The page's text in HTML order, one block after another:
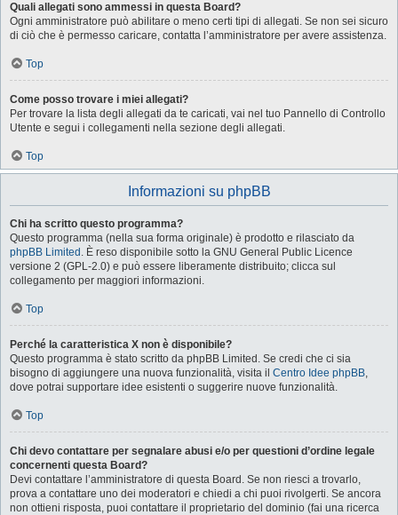
Quali allegati sono ammessi in questa Board?
Ogni amministratore può abilitare o meno certi tipi di allegati. Se non sei sicuro
di ciò che è permesso caricare, contatta l’amministratore per avere assistenza.
Top
Come posso trovare i miei allegati?
Per trovare la lista degli allegati da te caricati, vai nel tuo Pannello di Controllo
Utente e segui i collegamenti nella sezione degli allegati.
Top
Informazioni su phpBB
Chi ha scritto questo programma?
Questo programma (nella sua forma originale) è prodotto e rilasciato da
phpBB Limited . È reso disponibile sotto la GNU General Public Licence
versione 2 (GPL-2.0) e può essere liberamente distribuito; clicca sul
collegamento per maggiori informazioni.
Top
Perché la caratteristica X non è disponibile?
Questo programma è stato scritto da phpBB Limited. Se credi che ci sia
bisogno di aggiungere una nuova funzionalità, visita il Centro Idee phpBB,
dove potrai supportare idee esistenti o suggerire nuove funzionalità.
Top
Chi devo contattare per segnalare abusi e/o per questioni d’ordine legale
concernenti questa Board?
Devi contattare l’amministratore di questa Board. Se non riesci a trovarlo,
prova a contattare uno dei moderatori e chiedi a chi puoi rivolgerti. Se ancora
non ottieni risposta, puoi contattare il proprietario del dominio (fai una ricerca